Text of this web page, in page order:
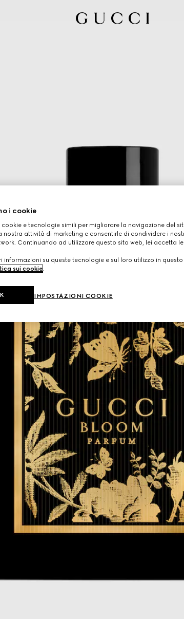
i cookie
cookie e tecnologie simili per migliorare la navigazione del
nostra attività di marketing e consentirle di condividere i
Continuando ad utilizzare questo sito web, lei accetta
informazioni su queste tecnologie e sul loro utilizzo in
sui cookie.
IMPOSTAZIONI COOKIE